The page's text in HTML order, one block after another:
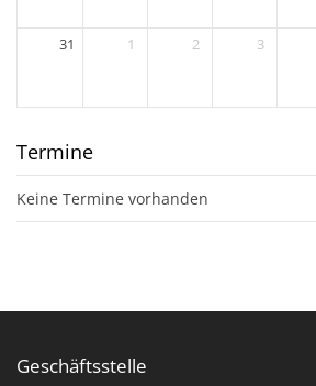
31 1 2 3
Termine
Keine Termine vorhanden
Geschäftsstelle